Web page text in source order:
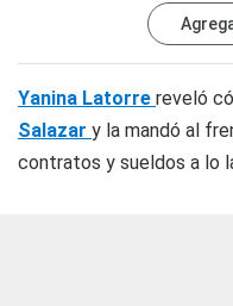
Yanina Latorre reveló
Salazar y la mandó al
contratos y sueldos a lo